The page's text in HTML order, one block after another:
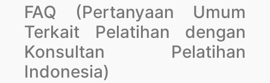
FAQ (Pertanyaan Umum
Terkait Pelatihan dengan
Konsultan Pelatihan
Indonesia)